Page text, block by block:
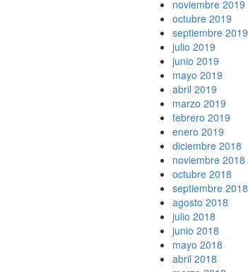
noviembre 2019
octubre 2019
septiembre 2019
julio 2019
junio 2019
mayo 2019
abril 2019
marzo 2019
febrero 2019
enero 2019
diciembre 2018
noviembre 2018
octubre 2018
septiembre 2018
agosto 2018
julio 2018
junio 2018
mayo 2018
abril 2018